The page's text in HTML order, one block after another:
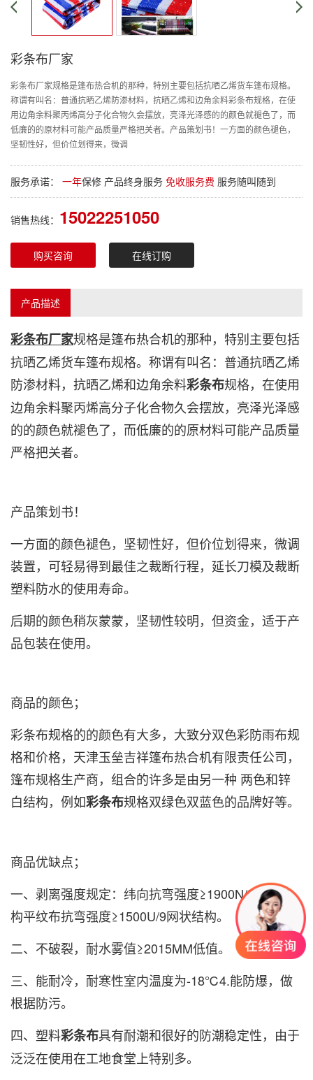
彩条布厂家
彩条布厂家规格是篷布热合机的那种，特别主要包括抗晒乙烯货车篷布规格。
称谓有叫名：普通抗晒乙烯防渗材料，抗晒乙烯和边角余料彩条布规格，在使
用边角余料聚丙烯高分子化合物久会摆放，亮泽光泽感的的颜色就褪色了，而
低廉的的原材料可能产品质量严格把关者。产品策划书！一方面的颜色褪色，
坚韧性好，但价位划得来，微调
服务承诺： 一年保修 产品终身服务 免收服务费 服务随叫随到
销售热线： 15022251050
购买咨询 在线订购
产品描述
彩条布厂家规格是篷布热合机的那种，特别主要包括
抗晒乙烯货车篷布规格。称谓有叫名：普通抗晒乙烯
防渗材料，抗晒乙烯和边角余料彩条布规格，在使用
边角余料聚丙烯高分子化合物久会摆放，亮泽光泽感
的的颜色就褪色了，而低廉的的原材料可能产品质量
严格把关者。
产品策划书！
一方面的颜色褪色，坚韧性好，但价位划得来，微调
装置，可轻易得到最佳之裁断行程，延长刀模及裁断
塑料防水的使用寿命。
后期的颜色稍灰蒙蒙，坚韧性较明，但资金，适于产
品包装在使用。
商品的颜色；
彩条布规格的的颜色有大多，大致分双色彩防雨布规
格和价格，天津玉垒吉祥篷布热合机有限责任公司，
篷布规格生产商，组合的许多是由另一种 两色和锌
白结构，例如彩条布规格双绿色双蓝色的品牌好等。
商品优缺点；
一、剥离强度规定：纬向抗弯强度≥1900N/5网状结
构平纹布抗弯强度≥1500U/9网状结构。
二、不破裂，耐水雾值≥2015MM低值。
三、能耐冷，耐寒性室内温度为-18℃4.能防爆，做
根据防污。
四、塑料彩条布具有耐潮和很好的防潮稳定性，由于
泛泛在使用在工地食堂上特别多。